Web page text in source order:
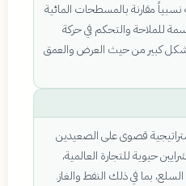
نسبياً مقارنة بالمسطحات المائية
للملاحة والتحكم في حركة
كبير من حيث العرض والعمق
قصوى على الصعيدين
حيوية للتجارة العالمية،
بما في ذلك النفط والغاز.